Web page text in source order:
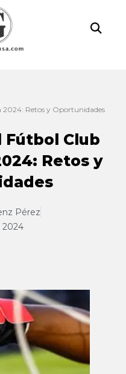
Retos y Oportunidades
Club
Retos y
Pérez
2024